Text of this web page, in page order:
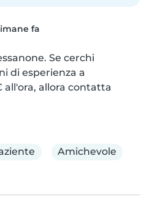
fa
Se cerchi
di esperienza a
all'ora, allora contatta
Amichevole